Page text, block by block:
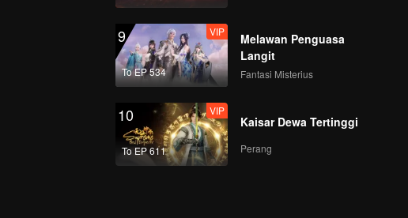
9
To EP 534
VIP
Melawan Penguasa
Langit
Fantasi Misterius
10
To EP 611
VIP
Kaisar Dewa Tertinggi
Perang